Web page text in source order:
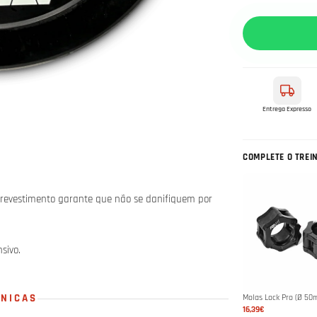
garante que não se danifiquem por
Entrega Expresso
COMPLETE O
Molas Lock Pro (Ø
16,39€